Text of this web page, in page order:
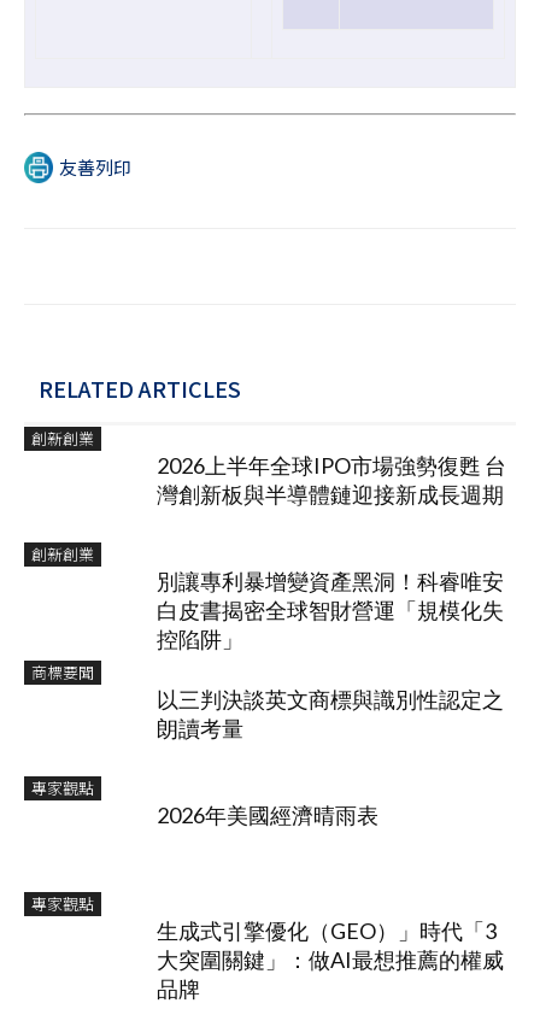
友善列印
RELATED ARTICLES
創新創業
2026上半年全球IPO市場強勢復甦 台
灣創新板與半導體鏈迎接新成長週期
創新創業
別讓專利暴增變資產黑洞！科睿唯安
白皮書揭密全球智財營運「規模化失
控陷阱」
商標要聞
以三判決談英文商標與識別性認定之
朗讀考量
專家觀點
2026年美國經濟晴雨表
專家觀點
生成式引擎優化（GEO）」時代「3
大突圍關鍵」：做AI最想推薦的權威
品牌